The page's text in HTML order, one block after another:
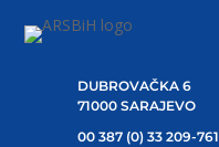
DUBROVAČKA 6
71000 SARAJEVO
00 387 (0) 33 209-761